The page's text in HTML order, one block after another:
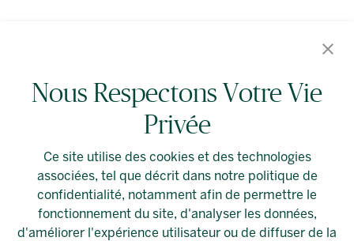
Alliedreit.com
Nous Respectons Votre Vie
Privée
Ce site utilise des cookies et des technologies
associées, tel que décrit dans notre politique de
confidentialité, notamment afin de permettre le
fonctionnement du site, d'analyser les données,
d'améliorer l'expérience utilisateur ou de diffuser de la